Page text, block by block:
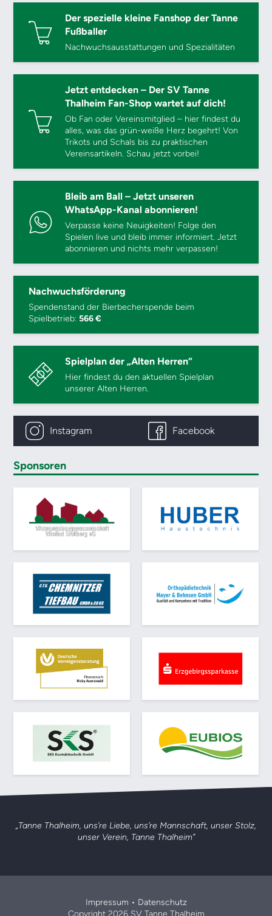
Der spezielle kleine Fanshop der Tanne
Fußballer
Nachwuchsausstattungen und Spezialitäten
Jetzt entdecken – Der SV Tanne
Thalheim Fan-Shop wartet auf dich!
Ob Fan oder Vereinsmitglied – hier findest du
alles, was das grün-weiße Herz begehrt! Von
Trikots und Schals bis zu praktischen
Vereinsartikeln. Schau jetzt vorbei!
Bleib am Ball – Jetzt unseren
WhatsApp-Kanal abonnieren!
Verpasse keine Neuigkeiten! Folge den
Spielen live und bleib immer informiert. Jetzt
abonnieren und nichts mehr verpassen!
Nachwuchsförderung
Spendenstand der Bierbecherspende beim
Spielbetrieb:566 €
Spielplan der „Alten Herren“
Hier findest du den aktuellen Spielplan
unserer Alten Herren.
Instagram Facebook
Sponsoren
„Tanne Thalheim, uns’re Liebe, uns’re Mannschaft, unser Stolz,
unser Verein, Tanne Thalheim”
Impressum • Datenschutz
Copyright 2026 SV Tanne Thalheim